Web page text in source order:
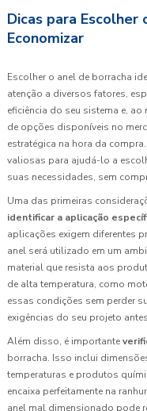
Dicas para
Economizar
Escolher o anel de borracha
atenção a diversos fatores,
eficiência do seu sistema e,
de opções disponíveis no
estratégica na hora da
valiosas para ajudá-lo a
suas necessidades, sem
Uma das primeiras
identificar a aplicação
aplicações exigem diferentes
anel será utilizado em um
material que resista aos
de alta temperatura, como
essas condições sem perder
exigências do seu projeto
Além disso, é importante
borracha. Isso inclui
temperaturas e produtos
encaixa perfeitamente na
anel mal dimensionado pode